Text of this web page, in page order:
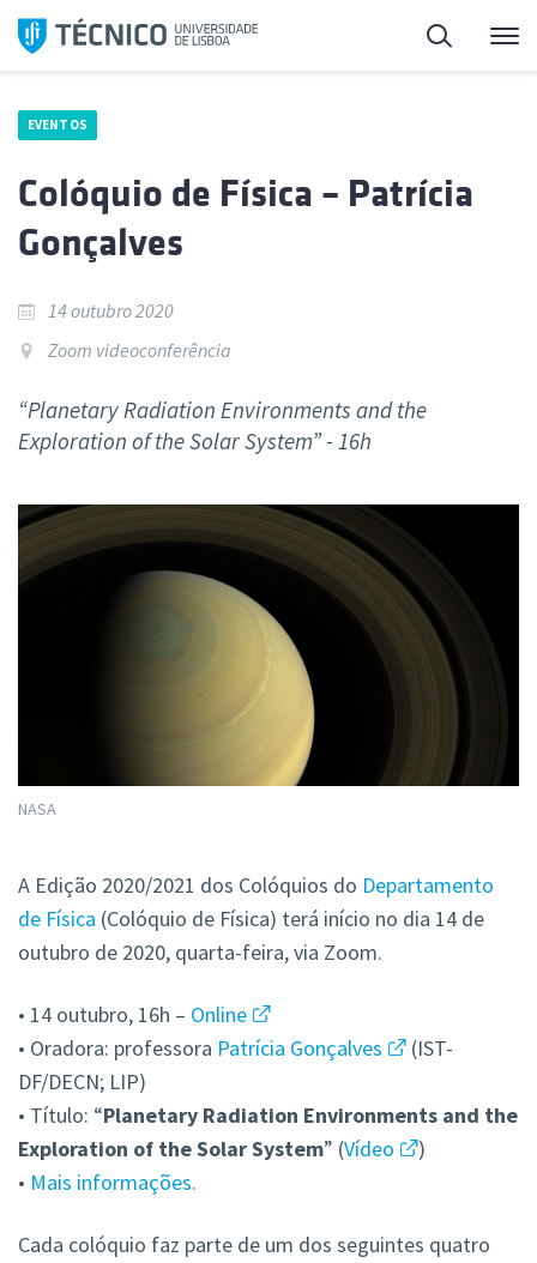
Saltar
para
Pesquisa
EVENTOS
Colóquio de Física – Patrícia
Gonçalves
14 outubro 2020
Zoom videoconferência
“Planetary Radiation Environments and the
Exploration of the Solar System” - 16h
NASA
A Edição 2020/2021 dos Colóquios do Departamento
de Física (Colóquio de Física) terá início no dia 14 de
outubro de 2020, quarta-feira, via Zoom.
• 14 outubro, 16h – Online
• Oradora: professora Patrícia Gonçalves
(IST-
DF/DECN; LIP)
• Título: “Planetary Radiation Environments and the
Exploration of the Solar System” (Vídeo
)
• Mais informações.
Cada colóquio faz parte de um dos seguintes quatro